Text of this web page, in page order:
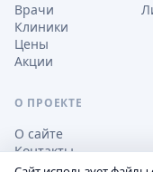
Врачи
Клиники
Цены
Акции
О ПРОЕКТЕ
О сайте
Контакты